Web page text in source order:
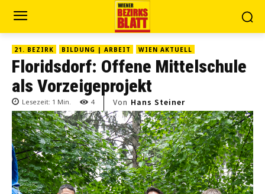
21. BEZIRK BILDUNG | ARBEIT WIEN AKTUELL
Floridsdorf: Offene Mittelschule
als Vorzeigeprojekt
Lesezeit: 1 Min. 4 Von Hans Steiner